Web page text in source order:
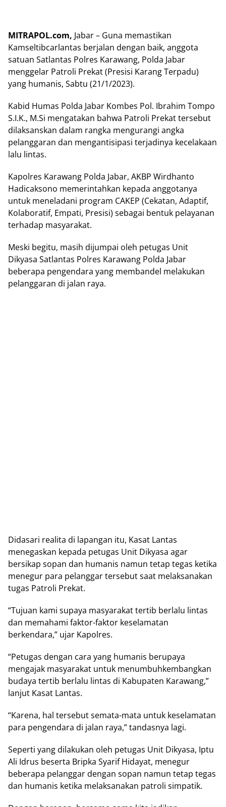
MITRAPOL.com, Jabar – Guna memastikan
Kamseltibcarlantas berjalan dengan baik, anggota
satuan Satlantas Polres Karawang, Polda Jabar
menggelar Patroli Prekat (Presisi Karang Terpadu)
yang humanis, Sabtu (21/1/2023).
Kabid Humas Polda Jabar Kombes Pol. Ibrahim Tompo
S.I.K., M.Si mengatakan bahwa Patroli Prekat tersebut
dilaksanskan dalam rangka mengurangi angka
pelanggaran dan mengantisipasi terjadinya kecelakaan
lalu lintas.
Kapolres Karawang Polda Jabar, AKBP Wirdhanto
Hadicaksono memerintahkan kepada anggotanya
untuk meneladani program CAKEP (Cekatan, Adaptif,
Kolaboratif, Empati, Presisi) sebagai bentuk pelayanan
terhadap masyarakat.
Meski begitu, masih dijumpai oleh petugas Unit
Dikyasa Satlantas Polres Karawang Polda Jabar
beberapa pengendara yang membandel melakukan
pelanggaran di jalan raya.
Didasari realita di lapangan itu, Kasat Lantas
menegaskan kepada petugas Unit Dikyasa agar
bersikap sopan dan humanis namun tetap tegas ketika
menegur para pelanggar tersebut saat melaksanakan
tugas Patroli Prekat.
“Tujuan kami supaya masyarakat tertib berlalu lintas
dan memahami faktor-faktor keselamatan
berkendara,” ujar Kapolres.
“Petugas dengan cara yang humanis berupaya
mengajak masyarakat untuk menumbuhkembangkan
budaya tertib berlalu lintas di Kabupaten Karawang,”
lanjut Kasat Lantas.
“Karena, hal tersebut semata-mata untuk keselamatan
para pengendara di jalan raya,” tandasnya lagi.
Seperti yang dilakukan oleh petugas Unit Dikyasa, Iptu
Ali Idrus beserta Bripka Syarif Hidayat, menegur
beberapa pelanggar dengan sopan namun tetap tegas
dan humanis ketika melaksanakan patroli simpatik.